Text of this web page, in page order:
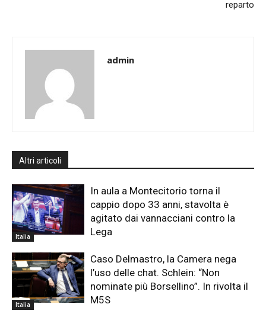
reparto
admin
Altri articoli
Italia
In aula a Montecitorio torna il
cappio dopo 33 anni, stavolta è
agitato dai vannacciani contro la
Lega
Italia
Caso Delmastro, la Camera nega
l’uso delle chat. Schlein: “Non
nominate più Borsellino”. In rivolta il
M5S